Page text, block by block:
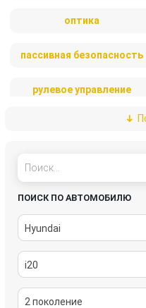
оптика
пассивная безопасность
рулевое управление
электрика
ПОИСК ПО АВТОМОБИЛЮ
Hyundai
i20
2 поколение